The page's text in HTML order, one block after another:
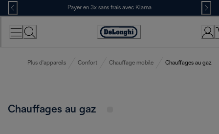
Skip
to
Content
Payer en 3x sans frais avec Klarna
Déclaration
Plus d'appareils Confort Chauffage mobile Chauffages au gaz
Chauffages au gaz